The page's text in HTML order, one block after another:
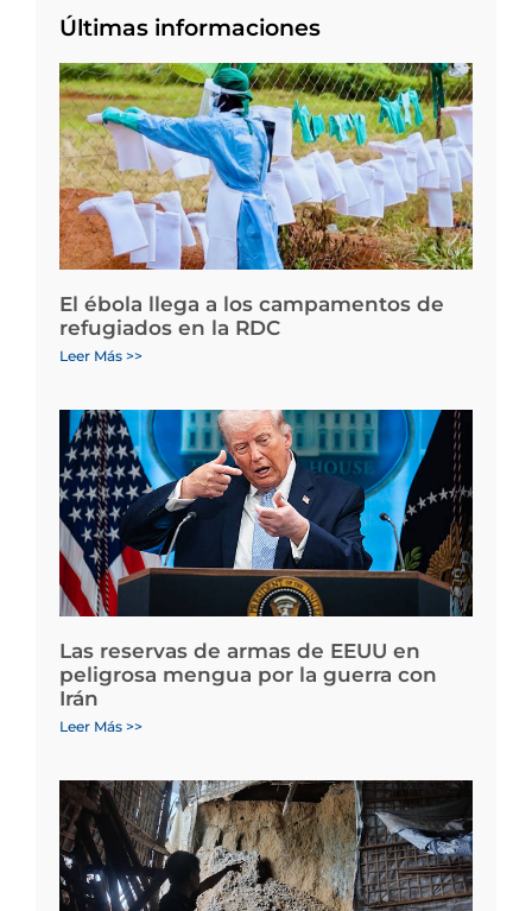
Últimas informaciones
El ébola llega a los campamentos de
refugiados en la RDC
Leer Más >>
Las reservas de armas de EEUU en
peligrosa mengua por la guerra con
Irán
Leer Más >>